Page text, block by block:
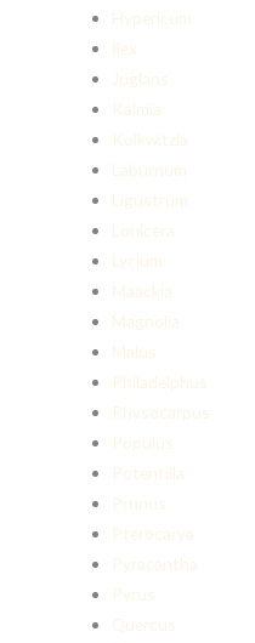
Hypericum
Ilex
Juglans
Kalmia
Kolkwitzia
Laburnum
Ligustrum
Lonicera
Lycium
Maackia
Magnolia
Malus
Philadelphus
Physocarpus
Populus
Potentilla
Prunus
Pterocarya
Pyracantha
Pyrus
Quercus